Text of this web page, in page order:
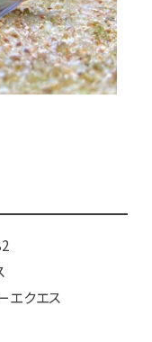
エクエス